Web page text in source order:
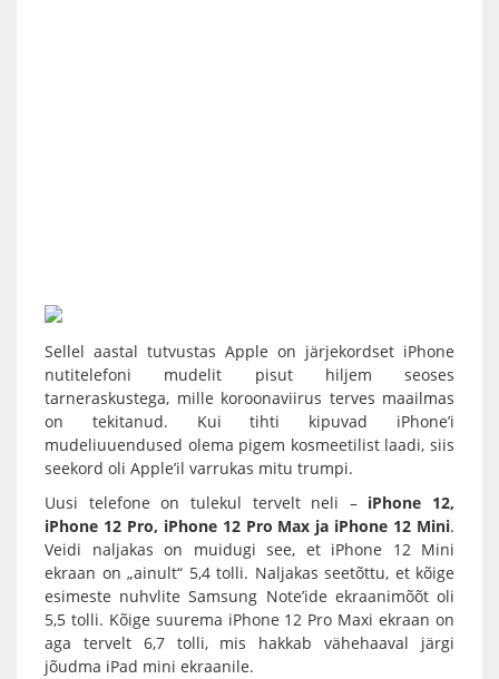
Sellel aastal tutvustas Apple on järjekordset iPhone
nutitelefoni mudelit pisut hiljem seoses
tarneraskustega, mille koroonaviirus terves maailmas
on tekitanud. Kui tihti kipuvad iPhone’i
mudeliuuendused olema pigem kosmeetilist laadi, siis
seekord oli Apple’il varrukas mitu trumpi.
Uusi telefone on tulekul tervelt neli – iPhone 12,
iPhone 12 Pro, iPhone 12 Pro Max ja iPhone 12 Mini.
Veidi naljakas on muidugi see, et iPhone 12 Mini
ekraan on „ainult“ 5,4 tolli. Naljakas seetõttu, et kõige
esimeste nuhvlite Samsung Note’ide ekraanimõõt oli
5,5 tolli. Kõige suurema iPhone 12 Pro Maxi ekraan on
aga tervelt 6,7 tolli, mis hakkab vähehaaval järgi
jõudma iPad mini ekraanile.